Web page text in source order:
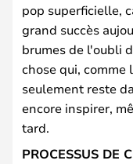
pop superficielle,
grand succès
brumes de l'oubli
chose qui, comme
seulement reste
encore inspirer,
tard.
PROCESSUS DE